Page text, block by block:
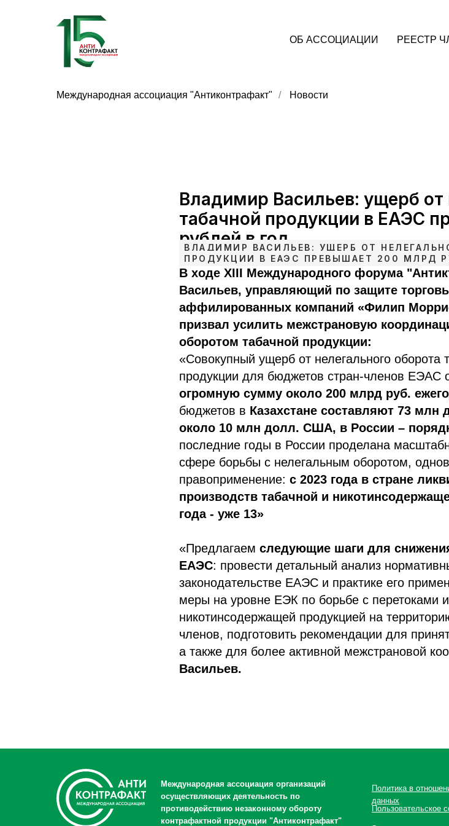
ОБ АССОЦИАЦИИ РЕЕСТР
Международная ассоциация "Антиконтрафакт" / Новости
Владимир Васильев: ущерб от
табачной продукции в ЕАЭС
рублей в год
ВЛАДИМИР ВАСИЛЬЕВ: УЩЕРБ ОТ
ПРОДУКЦИИ В ЕАЭС ПРЕВЫШАЕТ 200 МЛРД
В ходе XIII Международного форума
Васильев, управляющий по защите
аффилированных компаний «Филип
призвал усилить межстрановую
оборотом табачной продукции:
«Совокупный ущерб от нелегального оборота
продукции для бюджетов стран-членов ЕЭАС
огромную сумму около 200 млрд руб.
бюджетов в Казахстане составляют 73
около 10 млн долл. США, в России –
последние годы в России проделана
сфере борьбы с нелегальным оборотом,
правоприменение: с 2023 года в стране
производств табачной и
года - уже 13»
«Предлагаем следующие шаги для
ЕАЭС: провести детальный анализ
законодательстве ЕАЭС и практике его
меры на уровне ЕЭК по борьбе с перетоками
никотинсодержащей продукцией на
членов, подготовить рекомендации для
а также для более активной межстрановой
Васильев.
Международная ассоциация организаций
осуществляющих деятельность по
противодействию незаконному обороту
контрафактной продукции "Антиконтрафакт"
Политика в
данных
Пользовательское